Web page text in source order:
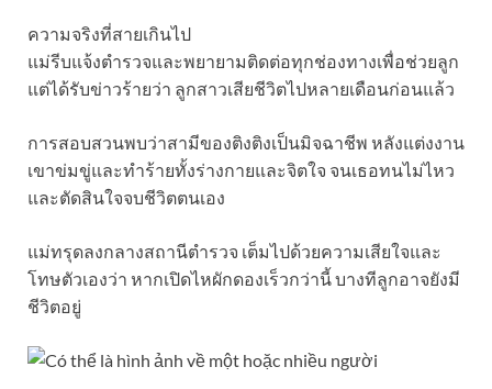
ความจริงที่สายเกินไป
แม่รีบแจ้งตำรวจและพยายามติดต่อทุกช่องทางเพื่อช่วยลูก
แต่ได้รับข่าวร้ายว่า ลูกสาวเสียชีวิตไปหลายเดือนก่อนแล้ว
การสอบสวนพบว่าสามีของติงติงเป็นมิจฉาชีพ หลังแต่งงาน
เขาข่มขู่และทำร้ายทั้งร่างกายและจิตใจ จนเธอทนไม่ไหว
และตัดสินใจจบชีวิตตนเอง
แม่ทรุดลงกลางสถานีตำรวจ เต็มไปด้วยความเสียใจและ
โทษตัวเองว่า หากเปิดไหผักดองเร็วกว่านี้ บางทีลูกอาจยังมี
ชีวิตอยู่